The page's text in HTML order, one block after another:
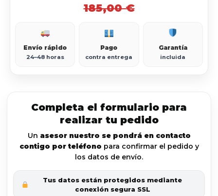
185,00 €
Envío rápido
24–48 horas
Pago
contra entrega
Garantía
incluida
Completa el formulario para
realizar tu pedido
Un asesor nuestro se pondrá en contacto
contigo por teléfono para confirmar el pedido y
los datos de envío.
Tus datos están protegidos mediante
conexión segura SSL